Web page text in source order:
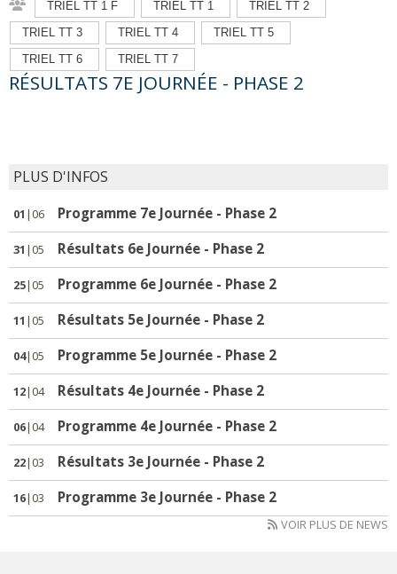
TRIEL TT 1 F TRIEL TT 1
TRIEL TT 2
TRIEL TT 3
TRIEL TT 4
TRIEL TT 5
TRIEL TT 6
TRIEL TT 7
RÉSULTATS 7E JOURNÉE - PHASE 2
PLUS D'INFOS
01 |06 Programme 7e Journée - Phase 2
31 |05 Résultats 6e Journée - Phase 2
25|05 Programme 6e Journée - Phase 2
11 |05 Résultats 5e Journée - Phase 2
04|05 Programme 5e Journée - Phase 2
12|04 Résultats 4e Journée - Phase 2
06|04 Programme 4e Journée - Phase 2
22|03 Résultats 3e Journée - Phase 2
16|03 Programme 3e Journée - Phase 2
VOIR PLUS DE NEWS